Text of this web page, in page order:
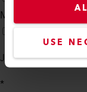
USE
Me contacter par
Je suis d'accord
*